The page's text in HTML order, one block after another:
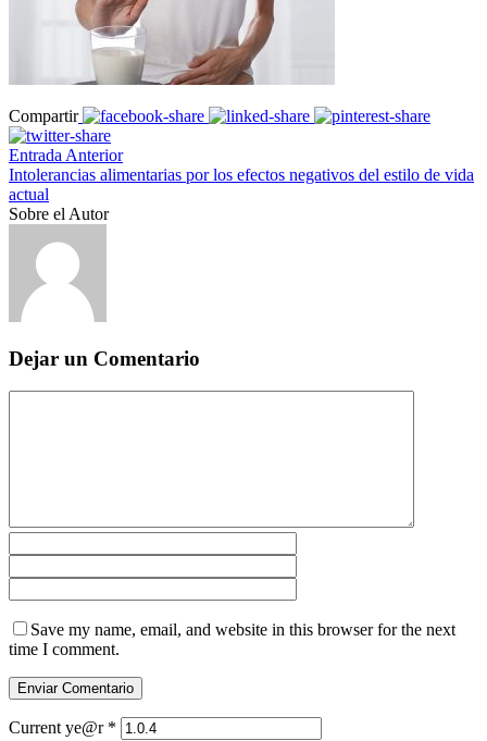
Compartir
Entrada Anterior
Intolerancias alimentarias por los efectos negativos del estilo de vida
actual
Sobre el Autor
Dejar un Comentario
Save my name, email, and website in this browser for the next
time I comment.
Current ye@r *